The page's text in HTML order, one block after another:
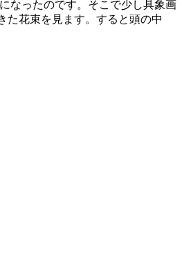
なったのです。そこで少し具象画
た花束を見ます。すると頭の中